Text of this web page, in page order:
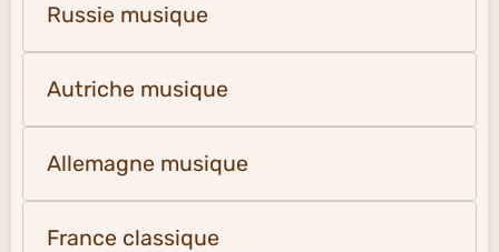
Russie musique
Autriche musique
Allemagne musique
France classique